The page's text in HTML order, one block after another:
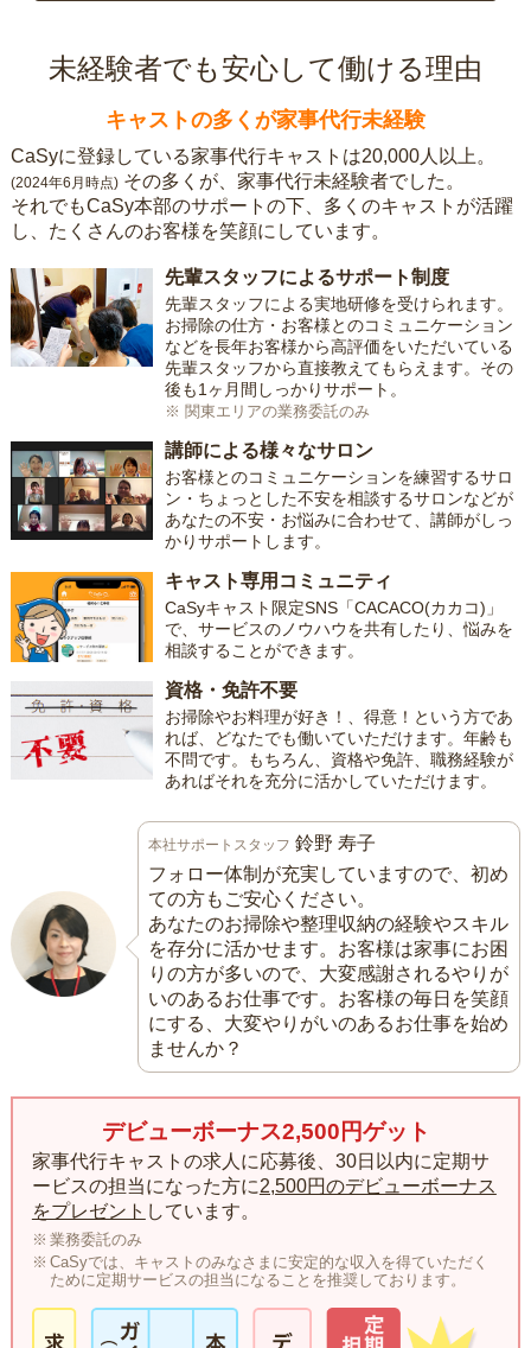
未経験者でも安心して働ける理由
キャストの多くが家事代行未経験
CaSyに登録している家事代行キャストは20,000人以上。
(2024年6月時点) その多くが、家事代行未経験者でした。
それでもCaSy本部のサポートの下、多くのキャストが活躍
し、たくさんのお客様を笑顔にしています。
先輩スタッフによるサポート制度
先輩スタッフによる実地研修を受けられます。
お掃除の仕方・お客様とのコミュニケーション
などを長年お客様から高評価をいただいている
先輩スタッフから直接教えてもらえます。その
後も1ヶ月間しっかりサポート。
※ 関東エリアの業務委託のみ
講師による様々なサロン
お客様とのコミュニケーションを練習するサロ
ン・ちょっとした不安を相談するサロンなどが
あなたの不安・お悩みに合わせて、講師がしっ
かりサポートします。
キャスト専用コミュニティ
CaSyキャスト限定SNS「CACACO(カカコ)」
で、サービスのノウハウを共有したり、悩みを
相談することができます。
資格・免許不要
お掃除やお料理が好き！、得意！という方であ
れば、どなたでも働いていただけます。年齢も
不問です。もちろん、資格や免許、職務経験が
あればそれを充分に活かしていただけます。
本社サポートスタッフ 鈴野 寿子
フォロー体制が充実していますので、初め
ての方もご安心ください。
あなたのお掃除や整理収納の経験やスキル
を存分に活かせます。お客様は家事にお困
りの方が多いので、大変感謝されるやりが
いのあるお仕事です。お客様の毎日を笑顔
にする、大変やりがいのあるお仕事を始め
ませんか？
デビューボーナス2,500円ゲット
家事代行キャストの求人に応募後、30日以内に定期サ
ービスの担当になった方に2,500円のデビューボーナス
をプレゼント しています。
業務委託のみ
CaSyでは、キャストのみなさまに安定的な収入を得ていただく
ために定期サービスの担当になることを推奨しております。